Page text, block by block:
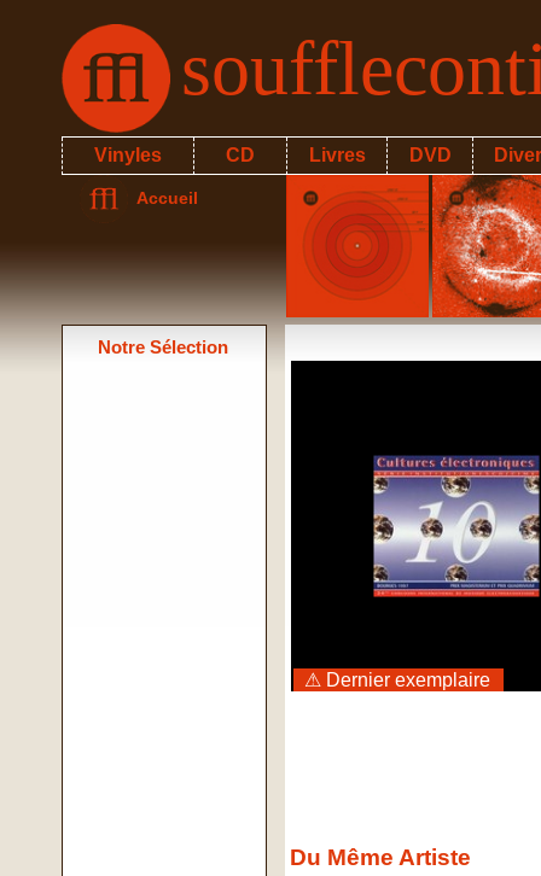
Vinyles CD Livres DVD
Accueil
Notre Sélection
⚠ Dernier exemplaire
Du Même Artiste